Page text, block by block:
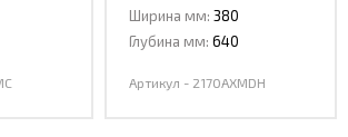
Ширина мм: 380
Глубина мм: 640
Артикул - 2170AXMDH